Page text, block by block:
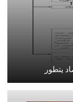
يتطور